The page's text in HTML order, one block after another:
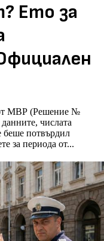
Ето за
от МВР (Решение №
числата
беше потвърдил
за периода от...